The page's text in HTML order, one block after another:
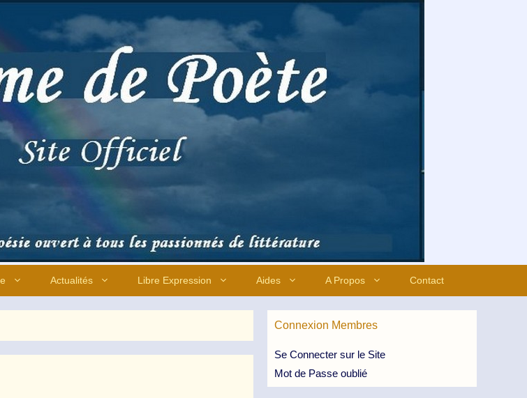
Actualités Libre Expression Aides A Propos Contact
Connexion Membres
Se Connecter sur le Site
Mot de Passe oublié